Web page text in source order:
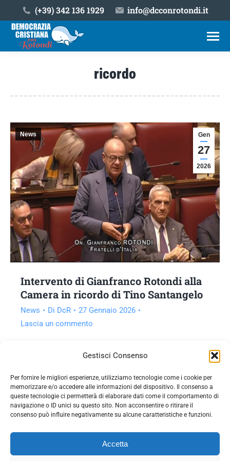
Gestisci Consenso
Per fornire le migliori esperienze, utilizziamo tecnologie come i cookie per
memorizzare e/o accedere alle informazioni del dispositivo. Il consenso a
queste tecnologie ci permetterà di elaborare dati come il comportamento di
navigazione o ID unici su questo sito. Non acconsentire o ritirare il
consenso può influire negativamente su alcune caratteristiche e funzioni.
Accetta
(+39) ‎342 136 1929 info@dcconrotondi.it
ricordo
Gen
27
2026
News
Intervento di Gianfranco Rotondi alla
Camera in ricordo di Tino Santangelo
News Di DcR
27 Gennaio 2026
Lascia un commento